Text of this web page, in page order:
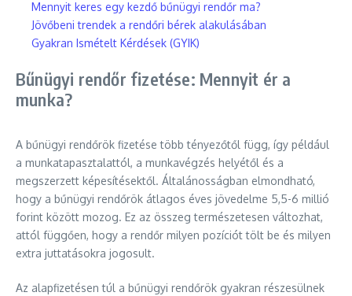
Mennyit keres egy kezdő bűnügyi rendőr ma?
Jövőbeni trendek a rendőri bérek alakulásában
Gyakran Ismételt Kérdések (GYIK)
Bűnügyi rendőr fizetése: Mennyit ér a
munka?
A bűnügyi rendőrök fizetése több tényezőtől függ, így például
a munkatapasztalattól, a munkavégzés helyétől és a
megszerzett képesítésektől. Általánosságban elmondható,
hogy a bűnügyi rendőrök átlagos éves jövedelme 5,5-6 millió
forint között mozog. Ez az összeg természetesen változhat,
attól függően, hogy a rendőr milyen pozíciót tölt be és milyen
extra juttatásokra jogosult.
Az alapfizetésen túl a bűnügyi rendőrök gyakran részesülnek